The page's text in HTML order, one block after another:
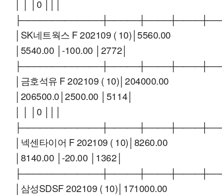
│ │ │0 │││
│SK네트웍스 F 202109 ( 10)│5560.00
│5540.00 │-100.00 │2772│
│금호석유 F 202109 ( 10)│204000.00
│206500.0│2500.00 │5114│
│ │ │0 │││
│넥센타이어 F 202109 ( 10)│8260.00
│8140.00 │-20.00 │1362│
│삼성SDSF 202109 ( 10)│171000.00